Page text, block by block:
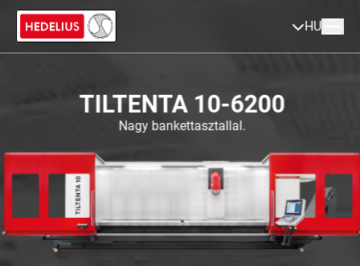
HU
TILTENTA 10-6200
Nagy bankettasztallal.